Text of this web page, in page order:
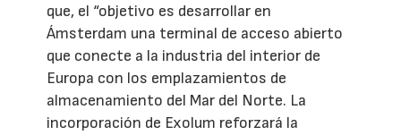
que, el “objetivo es desarrollar en
Ámsterdam una terminal de acceso abierto
que conecte a la industria del interior de
Europa con los emplazamientos de
almacenamiento del Mar del Norte. La
incorporación de Exolum reforzará la